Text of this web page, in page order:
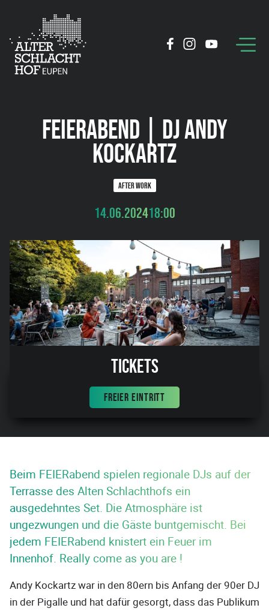
FEIERABEND | DJ ANDY
KOCKARTZ
AFTER WORK
14.06.202418:00
Tickets
FREIER EINTRITT
Beim FEIERabend spielen regionale DJs auf der
Terrasse des Alten Schlachthofs ein
ausgedehntes Set. Die Atmosphäre ist
ungezwungen und die Gäste buntgemischt. Bei
jedem FEIERabend knistert ein Feuer im
Innenhof. Really come as you are !
Andy Kockartz war in den 80ern bis Anfang der 90er DJ
in der Pigalle und hat dafür gesorgt, dass das Publikum